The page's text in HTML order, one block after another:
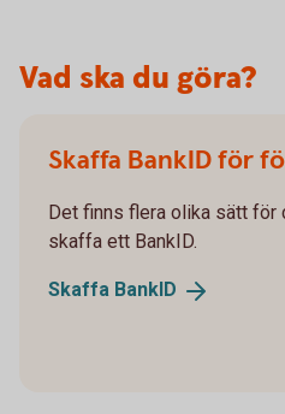
Vad ska du göra?
Skaffa BankID för
Det finns flera olika sätt för
skaffa ett BankID.
Skaffa BankID